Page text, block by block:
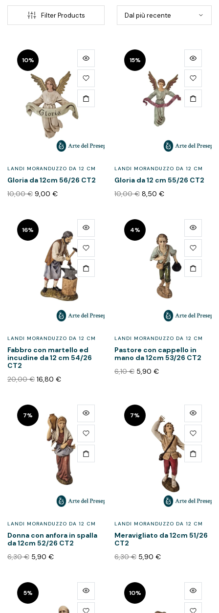
Filter Products
10%
LANDI MORANDUZZO DA 12 CM
Gloria da 12cm 56/26 CT2
10,00€ 9,00 €
15%
LANDI MORANDUZZO DA 12 CM
Gloria da 12 cm 55/26 CT2
10,00€ 8,50 €
16%
LANDI MORANDUZZO DA 12 CM
Fabbro con martello ed
incudine da 12 cm 54/26
CT2
20,00€ 16,80 €
4%
LANDI MORANDUZZO DA 12 CM
Pastore con cappello in
mano da 12cm 53/26 CT2
6,10€ 5,90 €
7%
LANDI MORANDUZZO DA 12 CM
Donna con anfora in spalla
da 12cm 52/26 CT2
6,30€ 5,90 €
7%
LANDI MORANDUZZO DA 12 CM
Meravigliato da 12cm 51/26
CT2
6,30€ 5,90 €
5% 10%